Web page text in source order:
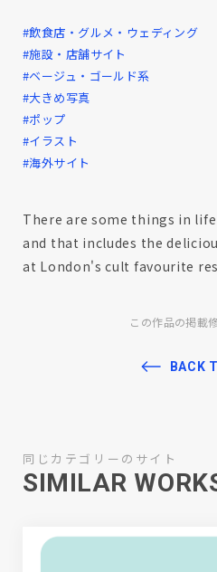
#飲食店・グルメ・ウェディング
#施設・店舗サイト
#ベージュ・ゴールド系
#大きめ写真
#ポップ
#イラスト
#海外サイト
There are some things in
and that includes the
at London's cult favourite
この作品の掲載
BACK
同じカテゴリーのサイト
SIMILAR